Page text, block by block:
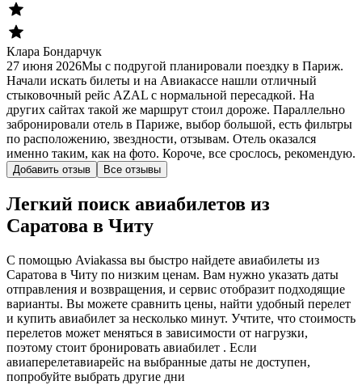
Клара Бондарчук
27 июня 2026Мы с подругой планировали поездку в Париж.
Начали искать билеты и на Авиакассе нашли отличный
стыковочный рейс AZAL с нормальной пересадкой. На
других сайтах такой же маршрут стоил дороже. Параллельно
забронировали отель в Париже, выбор большой, есть фильтры
по расположению, звездности, отзывам. Отель оказался
именно таким, как на фото. Короче, все срослось, рекомендую.
Добавить отзыв Все отзывы
Легкий поиск авиабилетов из
Саратова в Читу
С помощью Aviakassa вы быстро найдете авиабилеты из
Саратова в Читу по низким ценам. Вам нужно указать даты
отправления и возвращения, и сервис отобразит подходящие
варианты. Вы можете сравнить цены, найти удобный перелет
и купить авиабилет за несколько минут. Учтите, что стоимость
перелетов может меняться в зависимости от нагрузки,
поэтому стоит бронировать авиабилет . Если
авиаперелетавиарейс на выбранные даты не доступен,
попробуйте выбрать другие дни